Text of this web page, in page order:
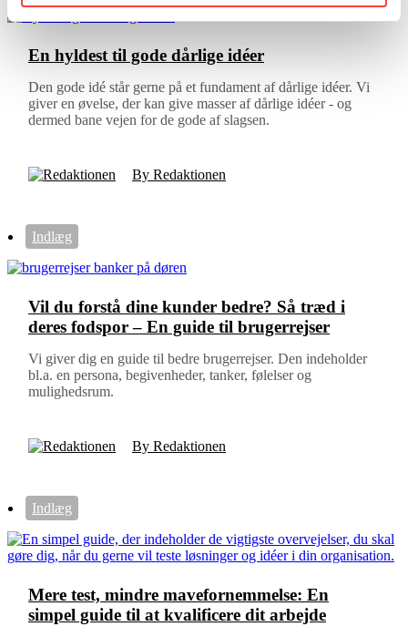
En hyldest til gode dårlige idéer
Den gode idé står gerne på et fundament af dårlige idéer. Vi
giver en øvelse, der kan give masser af dårlige idéer - og
dermed bane vejen for de gode af slagsen.
By Redaktionen
Indlæg
Vil du forstå dine kunder bedre? Så træd i
deres fodspor – En guide til brugerrejser
Vi giver dig en guide til bedre brugerrejser. Den indeholder
bl.a. en persona, begivenheder, tanker, følelser og
mulighedsrum.
By Redaktionen
Indlæg
Mere test, mindre mavefornemmelse: En
simpel guide til at kvalificere dit arbejde